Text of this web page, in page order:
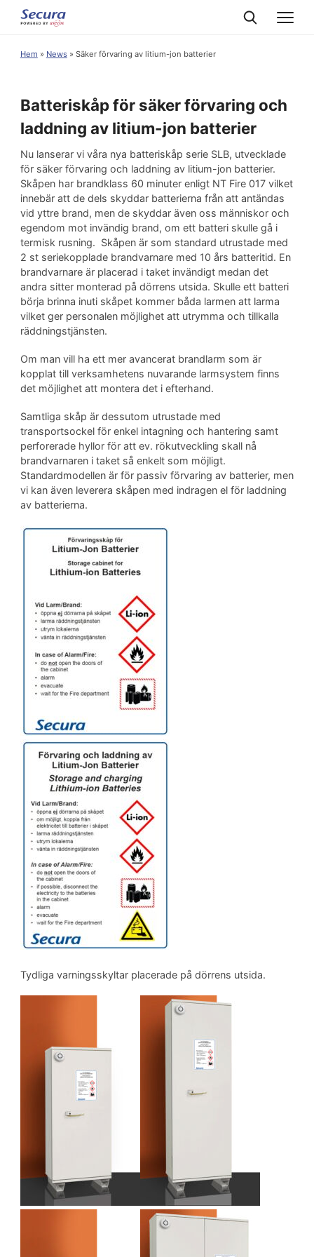
Hem » News» Säker förvaring av litium-jon batterier
Batteriskåp för säker förvaring och
laddning av litium-jon batterier
Nu lanserar vi våra nya batteriskåp serie SLB, utvecklade
för säker förvaring och laddning av litium-jon batterier.
Skåpen har brandklass 60 minuter enligt NT Fire 017 vilket
innebär att de dels skyddar batterierna från att antändas
vid yttre brand, men de skyddar även oss människor och
egendom mot invändig brand, om ett batteri skulle gå i
termisk rusning. Skåpen är som standard utrustade med
2 st seriekopplade brandvarnare med 10 års batteritid. En
brandvarnare är placerad i taket invändigt medan det
andra sitter monterad på dörrens utsida. Skulle ett batteri
börja brinna inuti skåpet kommer båda larmen att larma
vilket ger personalen möjlighet att utrymma och tillkalla
räddningstjänsten.
Om man vill ha ett mer avancerat brandlarm som är
kopplat till verksamhetens nuvarande larmsystem finns
det möjlighet att montera det i efterhand.
Samtliga skåp är dessutom utrustade med
transportsockel för enkel intagning och hantering samt
perforerade hyllor för att ev. rökutveckling skall nå
brandvarnaren i taket så enkelt som möjligt.
Standardmodellen är för passiv förvaring av batterier, men
vi kan även leverera skåpen med indragen el för laddning
av batterierna.
Tydliga varningsskyltar placerade på dörrens utsida.